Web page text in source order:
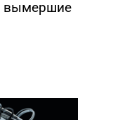
вымершие